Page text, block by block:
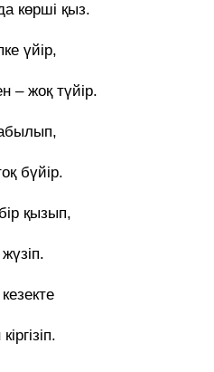
көрші қыз.
үйір,
– жоқ түйір.
бүйір.
қызып,